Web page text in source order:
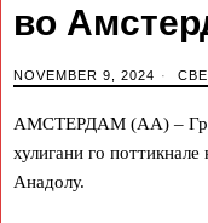
во
NOVEMBER 9, 2024
АМСТЕРДАМ (АА) –
хулигани го
Анадолу.